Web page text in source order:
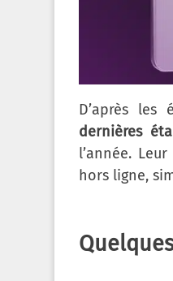
D’après les
dernières
l’année.
hors ligne,